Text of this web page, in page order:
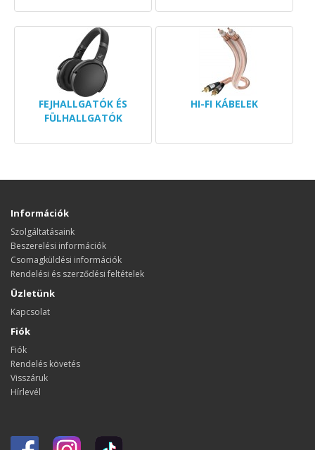
FEJHALLGATÓK ÉS
FÜLHALLGATÓK
HI-FI KÁBELEK
Információk
Szolgáltatásaink
Beszerelési információk
Csomagküldési információk
Rendelési és szerződési feltételek
Üzletünk
Kapcsolat
Fiók
Fiók
Rendelés követés
Visszáruk
Hírlevél